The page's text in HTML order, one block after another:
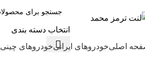
انتخاب دسته بندی
اصلیخودروهای ایرانیخودروهای چینی